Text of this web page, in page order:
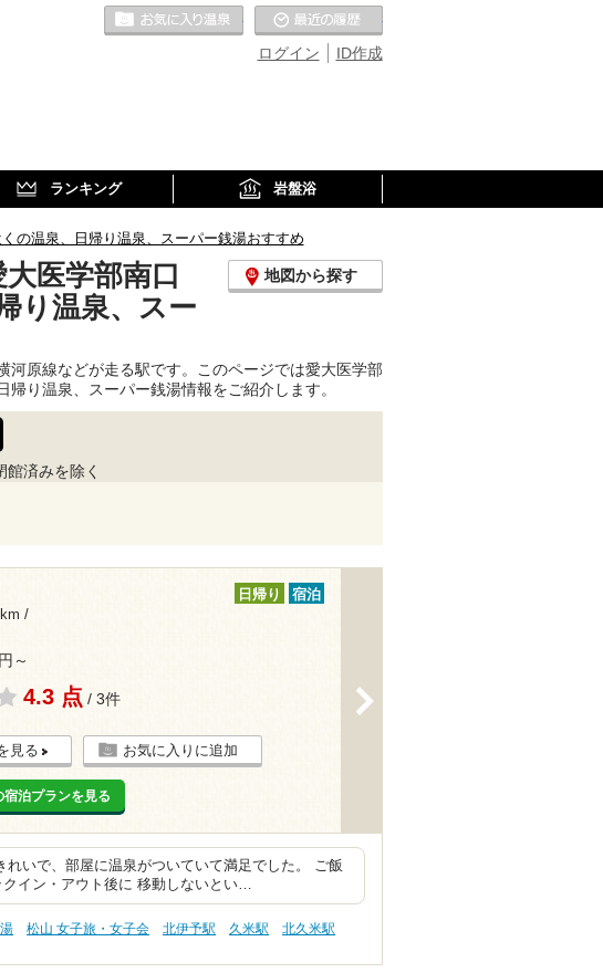
ID作成
ログイン
お気に入りの温泉
ランキング 岩盤浴
の温泉、日帰り温泉、スーパー銭湯おすすめ
医学部南口
り温泉、スー
地図から探す
原線などが走る駅です。このページでは愛大医学部
り温泉、スーパー銭湯情報をご紹介します。
館済みを除く
/
日帰り 宿泊
～
4.3 点 / 3件
見る お気に入りに追加
泊プランを見る
いで、部屋に温泉がついていて満足でした。 ご飯
イン・アウト後に 移動しないとい…
松山 女子旅・女子会 北伊予駅 久米駅
北久米駅